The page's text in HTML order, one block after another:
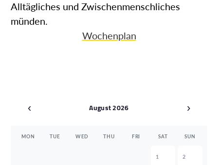
Alltägliches und Zwischenmenschliches
münden.
Wochenplan
‹ August 2026 ›
MON TUE WED THU FRI SAT SUN
1 2